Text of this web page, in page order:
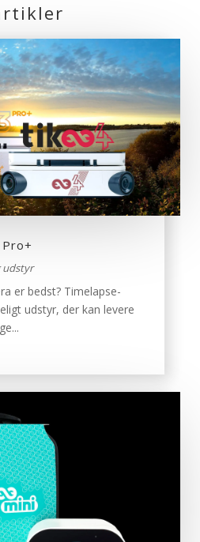
udstyr
er bedst? Timelapse-
udstyr, der kan levere